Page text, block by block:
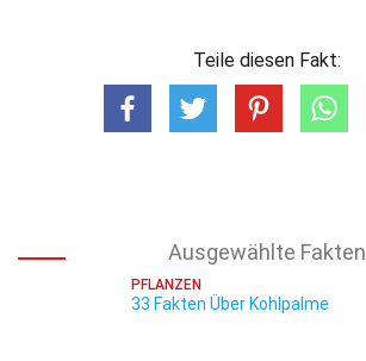
Teile diesen Fakt:
Ausgewählte Fakten
PFLANZEN
33 Fakten Über Kohlpalme